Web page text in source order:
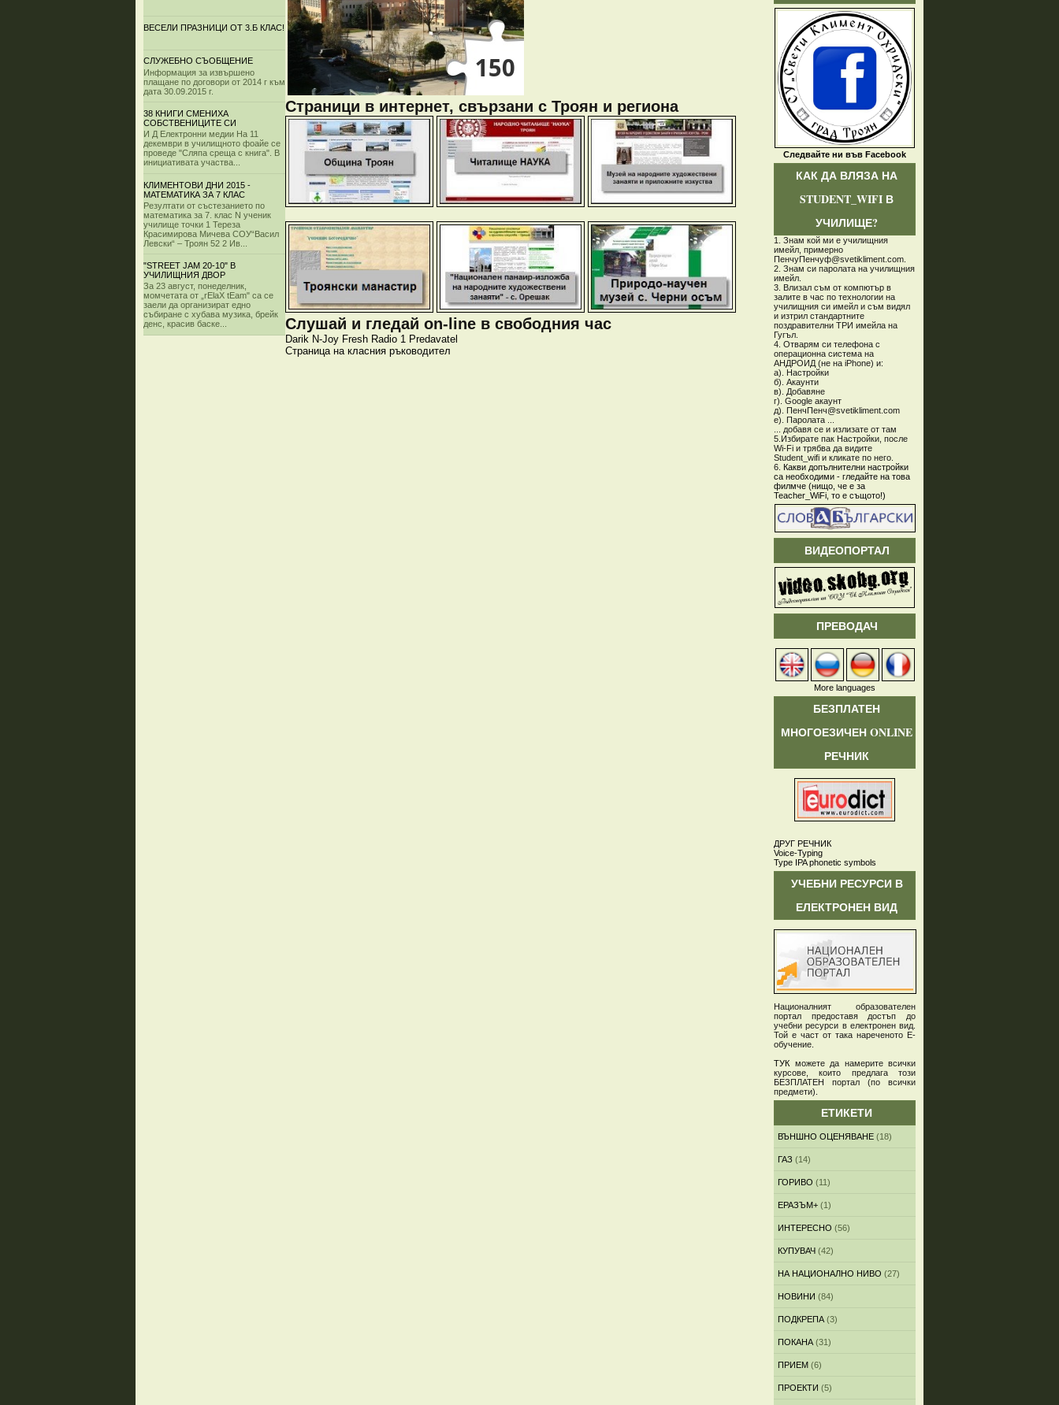
ВЕСЕЛИ ПРАЗНИЦИ ОТ 3.Б КЛАС!
СЛУЖЕБНО СЪОБЩЕНИЕ
Информация за извършено
плащане по договори от 2014 г към
дата 30.09.2015 г.
38 КНИГИ СМЕНИХА
СОБСТВЕНИЦИТЕ СИ
И Д Електронни медии На 11
декември в училищното фоайе се
проведе "Сляпа среща с книга". В
инициативата участва...
КЛИМЕНТОВИ ДНИ 2015 -
МАТЕМАТИКА ЗА 7 КЛАС
Резултати от състезанието по
математика за 7. клас N ученик
училище точки 1 Тереза
Красимирова Мичева СОУ“Васил
Левски“ – Троян 52 2 Ив...
"STREET JAM 20-10" В
УЧИЛИЩНИЯ ДВОР
За 23 август, понеделник,
момчетата от „rElaX tEam" са се
заели да организират едно
събиране с хубава музика, брейк
денс, красив баске...
Страници в интернет, свързани с Троян и региона
Слушай и гледай on-line в свободния час
Darik N-Joy Fresh Radio 1 Predavatel
Страница на класния ръководител
Следвайте ни във Facebook
КАК ДА ВЛЯЗА НА
STUDENT_WIFI В
УЧИЛИЩЕ?
1. Знам кой ми е училищния
имейл, примерно
ПенчуПенчуф@svetikliment.com.
2. Знам си паролата на училищния
имейл.
3. Влизал съм от компютър в
залите в час по технологии на
училищния си имейл и съм видял
и изтрил стандартните
поздравителни ТРИ имейла на
Гугъл.
4. Отварям си телефона с
операционна система на
АНДРОИД (не на iPhone) и:
а). Настройки
б). Акаунти
в). Добавяне
г). Google акаунт
д). ПенчПенч@svetikliment.com
е). Паролата ...
... добавя се и излизате от там
5.Избирате пак Настройки, после
Wi-Fi и трябва да видите
Student_wifi и кликате по него.
6. Какви допълнителни настройки
са необходими - гледайте на това
филмче (нищо, че е за
Teacher_WiFi, то е същото!)
ВИДЕОПОРТАЛ
ПРЕВОДАЧ
More languages
БЕЗПЛАТЕН
МНОГОЕЗИЧЕН ONLINE
РЕЧНИК
ДРУГ РЕЧНИК
Voice-Typing
Type IPA phonetic symbols
УЧЕБНИ РЕСУРСИ В
ЕЛЕКТРОНЕН ВИД
Националният образователен
портал предоставя достъп до
учебни ресурси в електронен вид.
Той е част от така нареченото Е-
обучение.
ТУКможете да намерите всички
курсове, които предлага този
БЕЗПЛАТЕН портал (по всички
предмети).
ЕТИКЕТИ
ВЪНШНО ОЦЕНЯВАНЕ (18)
ГАЗ (14)
ГОРИВО (11)
ЕРАЗЪМ+ (1)
ИНТЕРЕСНО (56)
КУПУВАЧ (42)
НА НАЦИОНАЛНО НИВО (27)
НОВИНИ (84)
ПОДКРЕПА (3)
ПОКАНА (31)
ПРИЕМ (6)
ПРОЕКТИ (5)